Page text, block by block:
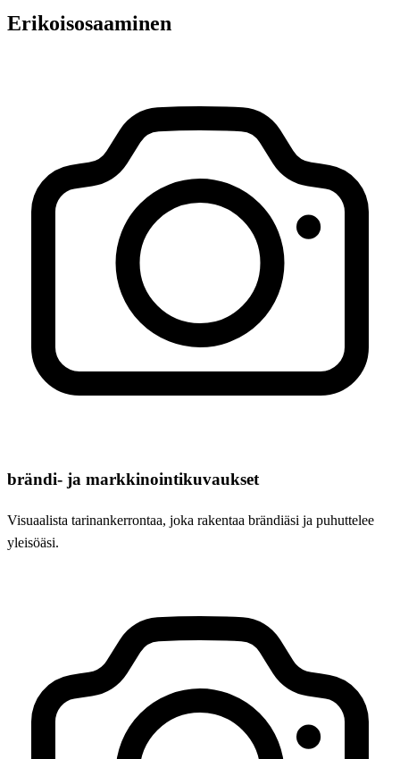
Erikoisosaaminen
brändi- ja markkinointikuvaukset
Visuaalista tarinankerrontaa, joka rakentaa brändiäsi ja puhuttelee
yleisöäsi.